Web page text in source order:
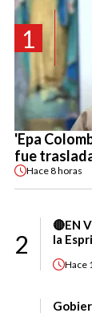
1
'Epa
fue
Hace8 horas
2
🔴EN
la
Hace